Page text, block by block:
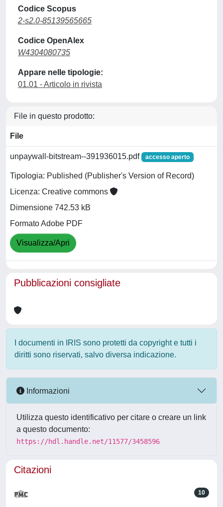
Codice Scopus
2-s2.0-85139565665
Codice OpenAlex
W4304080735
Appare nelle tipologie:
01.01 - Articolo in rivista
File in questo prodotto:
File
unpaywall-bitstream--391936015.pdf accesso aperto
Tipologia: Published (Publisher's Version of Record)
Licenza: Creative commons
Dimensione 742.53 kB
Formato Adobe PDF
Visualizza/Apri
Pubblicazioni consigliate
I documenti in IRIS sono protetti da copyright e tutti i
diritti sono riservati, salvo diversa indicazione.
Informazioni
Utilizza questo identificativo per citare o creare un link
a questo documento:
https://hdl.handle.net/11577/3458596
Citazioni
10